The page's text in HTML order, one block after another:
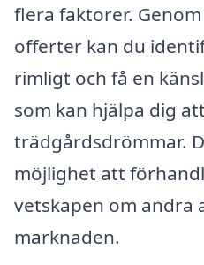
flera faktorer.
offerter kan du
rimligt och få en
som kan hjälpa dig
trädgårdsdrömmar.
möjlighet att
vetskapen om andra
marknaden.